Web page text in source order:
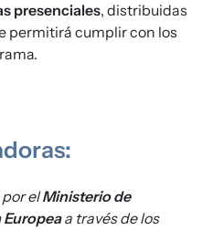
presenciales, distribuidas
permitirá cumplir con los
elMinisterio de
Europeaa través de los